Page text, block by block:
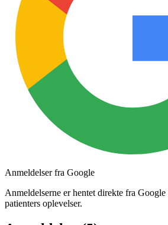
Anmeldelser fra Google
Anmeldelserne er hentet direkte fra
patienters oplevelser.